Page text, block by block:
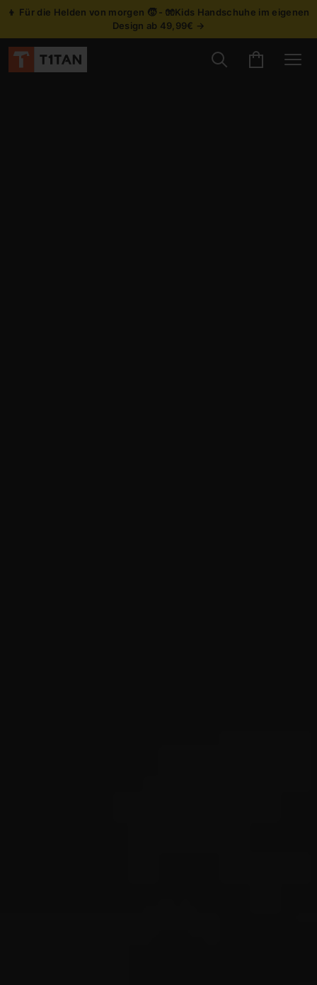
👦 Für die Helden von morgen 🧒 - 🧤Kids Handschuhe im eigenen
Design ab 49,99€ →
Suche nachWarenkorb
Site